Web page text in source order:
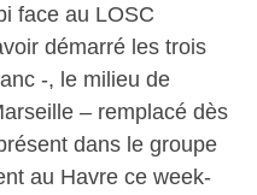
face au LOSC
démarré les trois
-, le milieu de
– remplacé dès
dans le groupe
au Havre ce week-